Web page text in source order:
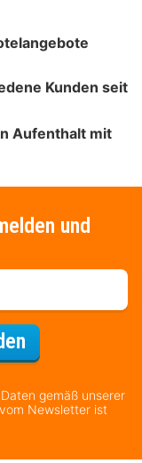
Kunden seit
Aufenthalt mit
und
Für den
gemäß unserer
Newsletter ist